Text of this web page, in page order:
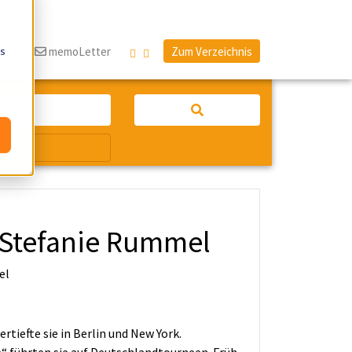
Rummel
sie in Berlin und New York.
memoLetter Zum Verzeichnis